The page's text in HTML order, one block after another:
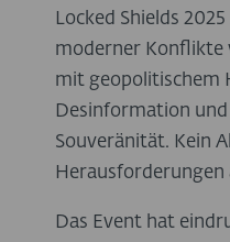
Locked Shields
moderner Konflikte
mit geopolitischem
Desinformation
Souveränität. Kein
Herausforderungen
Das Event hat